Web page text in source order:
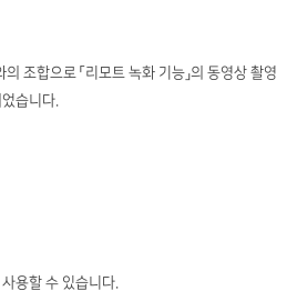
조합으로 「리모트 녹화 기능」의 동영상 촬영
습니다.
용할 수 있습니다.